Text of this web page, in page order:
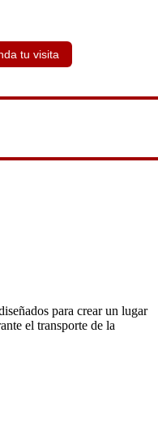
tu visita
para crear un lugar
el transporte de la